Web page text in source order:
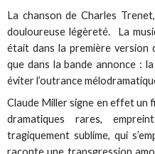
La chanson de Charles Trenet,
douloureuse légèreté. La
était dans la première version
que dans la bande annonce :
éviter l’outrance
Claude Miller signe en effet un
dramatiques rares,
tragiquement sublime, qui
raconte une transgression